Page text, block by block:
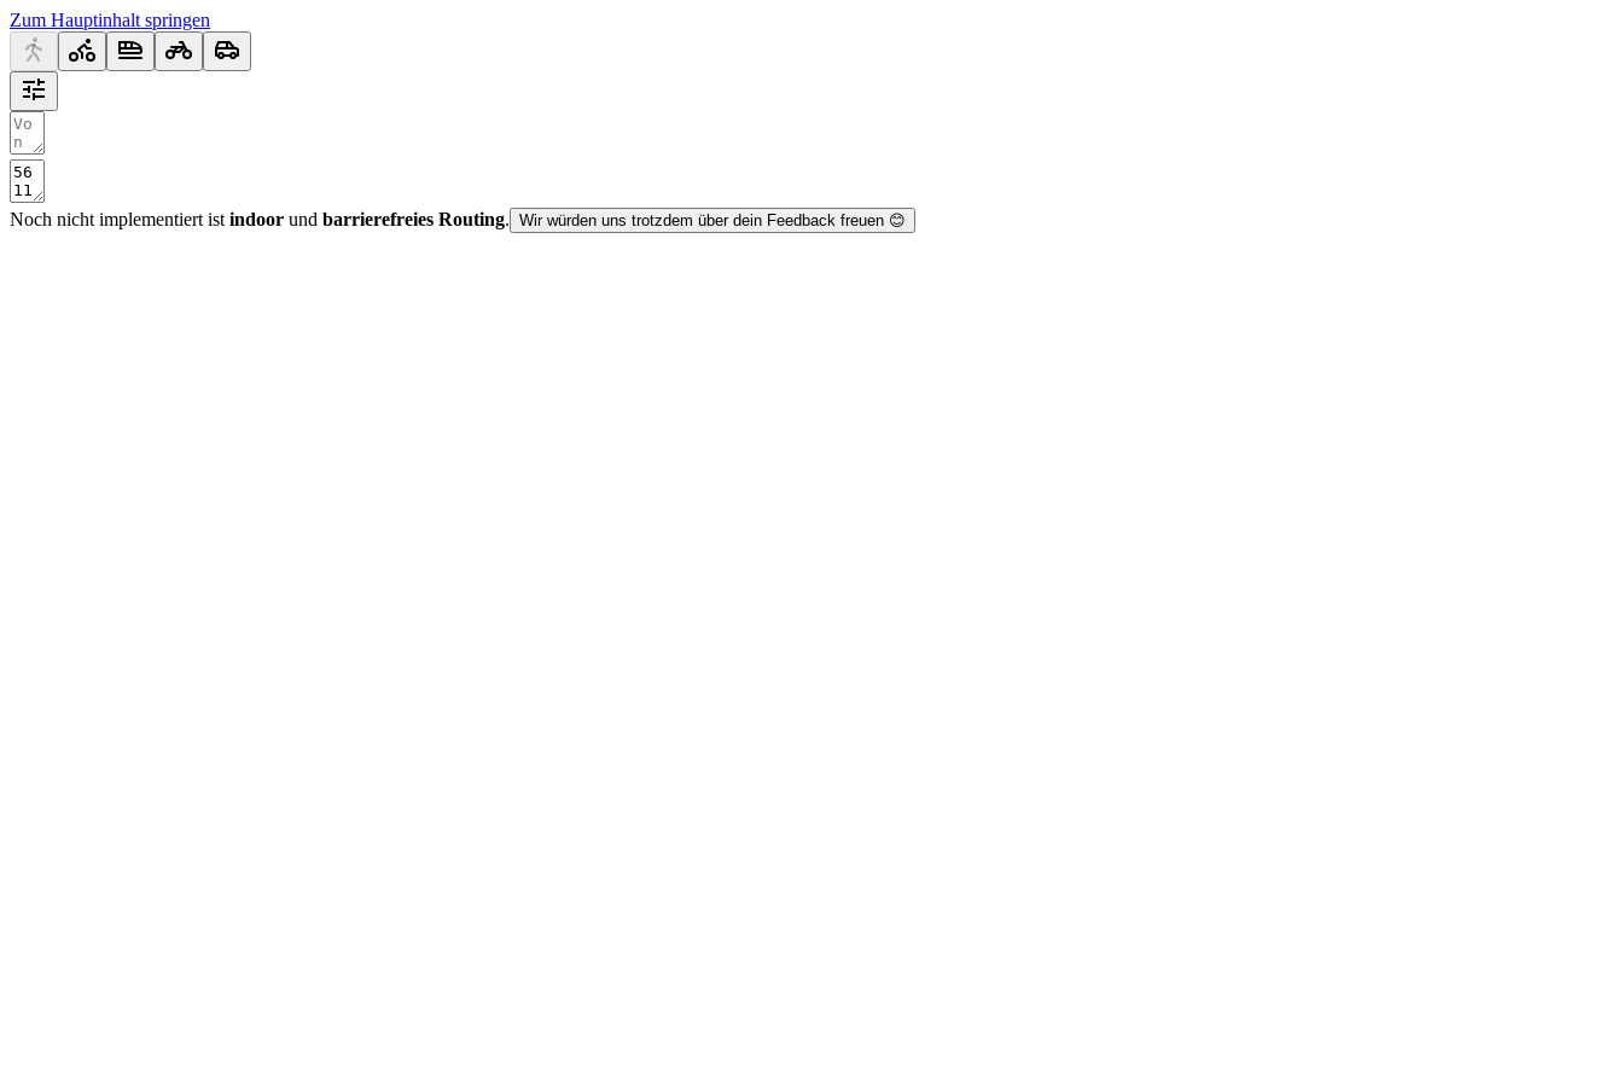
Zum Hauptinhalt springen
Noch nicht implementiert ist indoor und barrierefreies Routing. Wir würden uns trotzdem über dein Feedback freuen 😊